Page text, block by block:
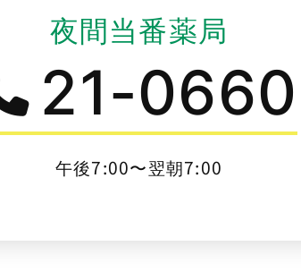
夜間当番薬局
21-0660
午後7:00〜翌朝7:00